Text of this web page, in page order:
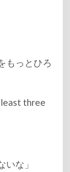
もっとひろ
three
いな」